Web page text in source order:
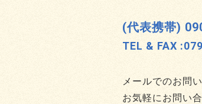
(代表携帯)
TEL & FAX :
メールでのお問
お気軽にお問い